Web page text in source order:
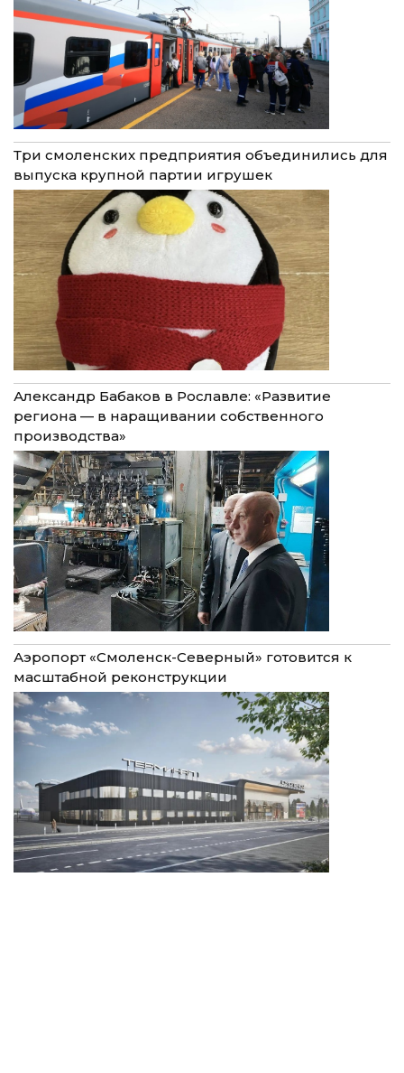
Три смоленских предприятия объединились для
выпуска крупной партии игрушек
Александр Бабаков в Рославле: «Развитие
региона — в наращивании собственного
производства»
Аэропорт «Смоленск-Северный» готовится к
масштабной реконструкции